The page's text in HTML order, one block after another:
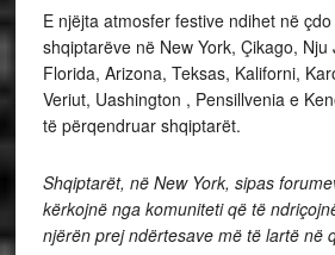
E njëjta atmosfer festive ndihet në
shqiptarëve në New York, Çikago, Nju
Florida, Arizona, Teksas, Kaliforni,
Veriut, Uashington , Pensillvenia e
të përqendruar shqiptarët.
Shqiptarët, në New York, sipas
kërkojnë nga komuniteti që të
njërën prej ndërtesave më të lartë në